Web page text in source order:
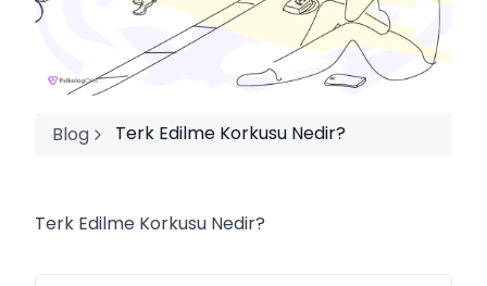
Blog Terk Edilme Korkusu Nedir?
Terk Edilme Korkusu Nedir?